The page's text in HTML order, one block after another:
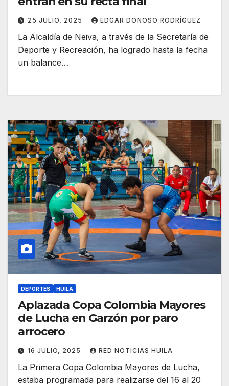
25 JULIO, 2025 EDGAR DONOSO RODRÍGUEZ
La Alcaldía de Neiva, a través de la Secretaría de
Deporte y Recreación, ha logrado hasta la fecha
un balance…
DEPORTES HUILA
Aplazada Copa Colombia Mayores
de Lucha en Garzón por paro
arrocero
16 JULIO, 2025 RED NOTICIAS HUILA
La Primera Copa Colombia Mayores de Lucha,
estaba programada para realizarse del 16 al 20